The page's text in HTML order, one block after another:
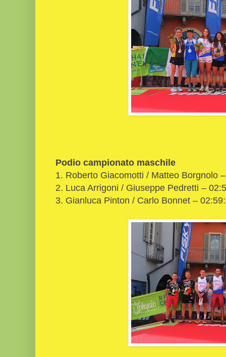
Podio campionato maschile
1. Roberto Giacomotti / Matteo Borgnolo
2. Luca Arrigoni / Giuseppe Pedretti –
3. Gianluca Pinton / Carlo Bonnet –